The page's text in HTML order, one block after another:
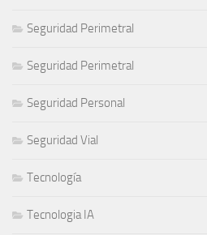
Seguridad Perimetral
Seguridad Perimetral
Seguridad Personal
Seguridad Vial
Tecnología
Tecnologia IA